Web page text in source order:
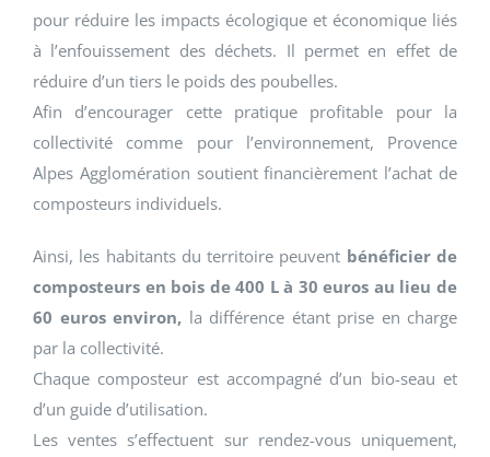
pour réduire les impacts écologique et économique liés
à l’enfouissement des déchets. Il permet en effet de
réduire d’un tiers le poids des poubelles.
Afin d’encourager cette pratique profitable pour la
collectivité comme pour l’environnement, Provence
Alpes Agglomération soutient financièrement l’achat de
composteurs individuels.
Ainsi, les habitants du territoire peuvent bénéficier de
composteurs en bois de 400 L à 30 euros au lieu de
60 euros environ, la différence étant prise en charge
par la collectivité.
Chaque composteur est accompagné d’un bio-seau et
d’un guide d’utilisation.
Les ventes s’effectuent sur rendez-vous uniquement,